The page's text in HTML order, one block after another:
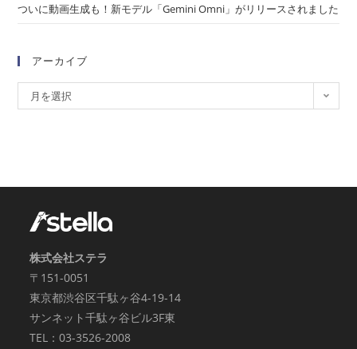
ついに動画生成も！新モデル「Gemini Omni」がリリースされました
アーカイブ
月を選択
株式会社ステラ
〒151-0051
東京都渋谷区千駄ヶ谷4-19-14
サンネット千駄ヶ谷ビル3F東
TEL：03-3526-2008